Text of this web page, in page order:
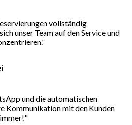
vollständig
unser Team auf den Service und
und die automatischen
Kommunikation mit den Kunden